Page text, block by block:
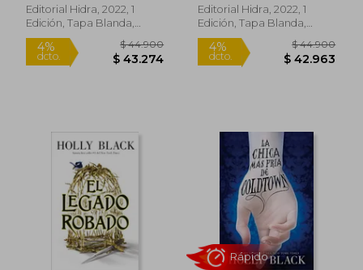
dcto. $ 41.310
Editorial Hidra, 2022, 1
Edición, Tapa Blanda,
Nuevo
Rápido
Editorial Hidra, 2022, 1
Edición, Tapa Blanda,
Nuevo
Rápido